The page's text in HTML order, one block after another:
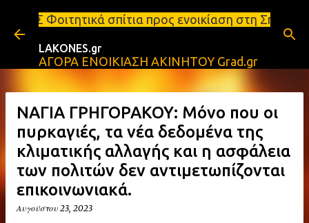
Μετάβαση στο κύριο περιεχόμενο
σπίτια προς ενοικίαση στη Σπάρτη Ενοικιάσεις
LAKONES.gr
ΑΓΟΡΑ ΕΝΟΙΚΙΑΣΗ ΑΚΙΝΗΤΟΥ Grad.gr
ΝΑΓΙΑ ΓΡΗΓΟΡΑΚΟΥ: Μόνο που οι
πυρκαγιές, τα νέα δεδομένα της
κλιματικής αλλαγής και η ασφάλεια
των πολιτών δεν αντιμετωπίζονται
επικοινωνιακά.
Αυγούστου 23, 2023